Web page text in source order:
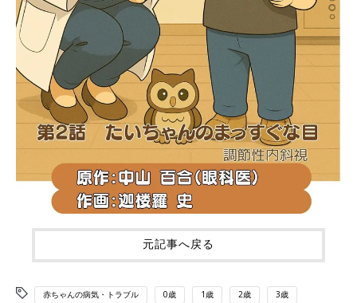
元記事へ戻る
赤ちゃんの病気・トラブル 0歳 1歳 2歳 3歳